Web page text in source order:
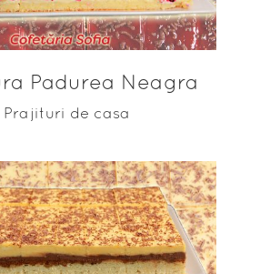
Padurea Neagra
Prajituri de casa
ADAUGĂ ÎN COȘ